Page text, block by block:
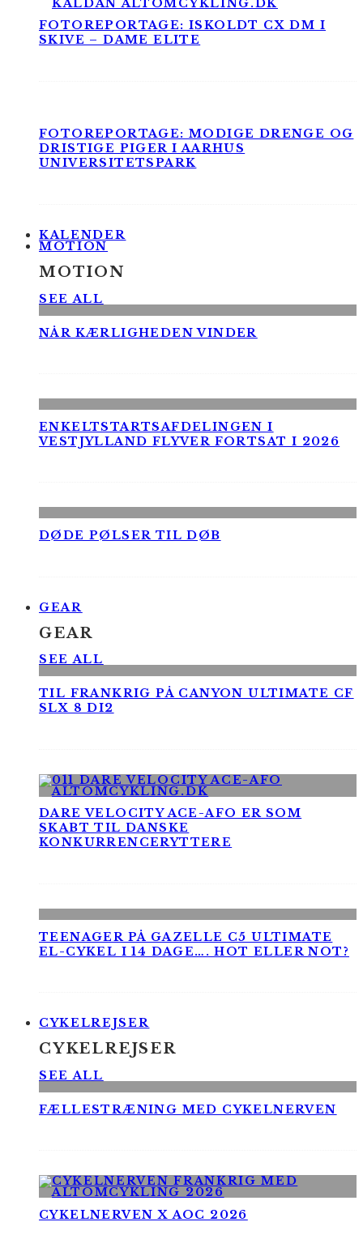
FOTOREPORTAGE: ISKOLDT CX DM I
SKIVE – DAME ELITE
FOTOREPORTAGE: MODIGE DRENGE OG
DRISTIGE PIGER I AARHUS
UNIVERSITETSPARK
KALENDER
MOTION
MOTION
SEE ALL
NÅR KÆRLIGHEDEN VINDER
ENKELTSTARTSAFDELINGEN I
VESTJYLLAND FLYVER FORTSAT I 2026
DØDE PØLSER TIL DØB
GEAR
GEAR
SEE ALL
TIL FRANKRIG PÅ CANYON ULTIMATE CF
SLX 8 DI2
DARE VELOCITY ACE-AFO ER SOM
SKABT TIL DANSKE
KONKURRENCERYTTERE
TEENAGER PÅ GAZELLE C5 ULTIMATE
EL-CYKEL I 14 DAGE…. HOT ELLER NOT?
CYKELREJSER
CYKELREJSER
SEE ALL
FÆLLESTRÆNING MED CYKELNERVEN
CYKELNERVEN X AOC 2026